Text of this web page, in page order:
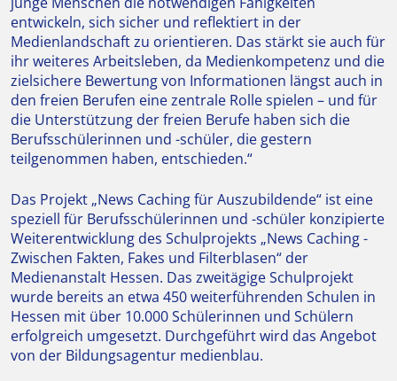
entwickeln, sich sicher und reflektiert in der
Medienlandschaft zu orientieren. Das stärkt sie auch für
ihr weiteres Arbeitsleben, da Medienkompetenz und die
zielsichere Bewertung von Informationen längst auch in
den freien Berufen eine zentrale Rolle spielen – und für
die Unterstützung der freien Berufe haben sich die
Berufsschülerinnen und -schüler, die gestern
teilgenommen haben, entschieden.“
Das Projekt „News Caching für Auszubildende“ ist eine
speziell für Berufsschülerinnen und -schüler konzipierte
Weiterentwicklung des Schulprojekts „News Caching -
Zwischen Fakten, Fakes und Filterblasen“ der
Medienanstalt Hessen. Das zweitägige Schulprojekt
wurde bereits an etwa 450 weiterführenden Schulen in
Hessen mit über 10.000 Schülerinnen und Schülern
erfolgreich umgesetzt. Durchgeführt wird das Angebot
von der Bildungsagentur medienblau.